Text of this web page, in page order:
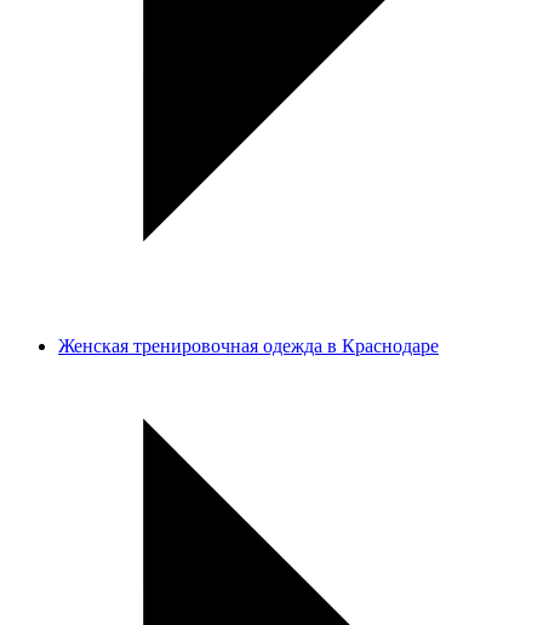
Женская тренировочная одежда в Краснодаре